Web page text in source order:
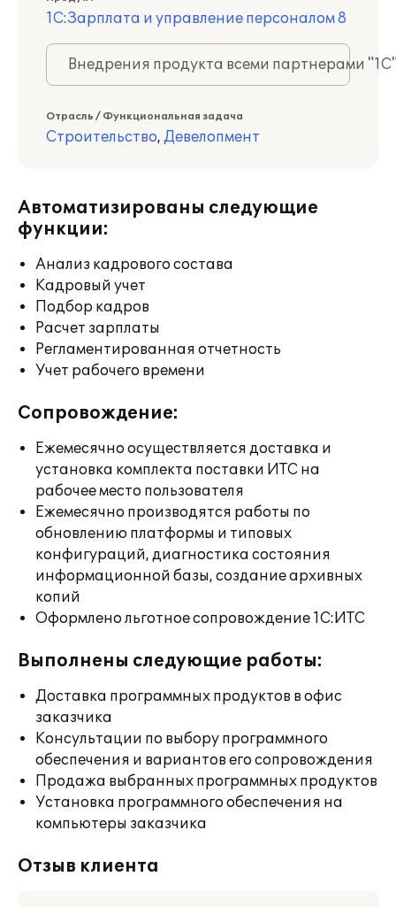
1С:Зарплата и управление персоналом 8
Внедрения продукта всеми партнерами
Отрасль / Функциональная задача
Строительство, Девелопмент
Автоматизированы следующие
функции:
Анализ кадрового состава
Кадровый учет
Подбор кадров
Расчет зарплаты
Регламентированная отчетность
Учет рабочего времени
Сопровождение:
Ежемесячно осуществляется доставка и
установка комплекта поставки ИТС на
рабочее место пользователя
Ежемесячно производятся работы по
обновлению платформы и типовых
конфигураций, диагностика состояния
информационной базы, создание архивных
копий
Оформлено льготное сопровождение 1С:ИТС
Выполнены следующие работы:
Доставка программных продуктов в офис
заказчика
Консультации по выбору программного
обеспечения и вариантов его сопровождения
Продажа выбранных программных продуктов
Установка программного обеспечения на
компьютеры заказчика
Отзыв клиента